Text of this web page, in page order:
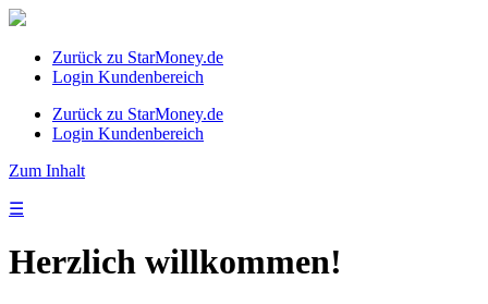
Zurück zu StarMoney.de
Login Kundenbereich
Zurück zu StarMoney.de
Login Kundenbereich
Zum Inhalt
☰
Herzlich willkommen!